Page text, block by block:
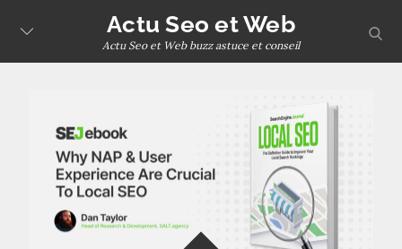
content
Actu Seo et Web
Actu Seo et Web buzz astuce et conseil